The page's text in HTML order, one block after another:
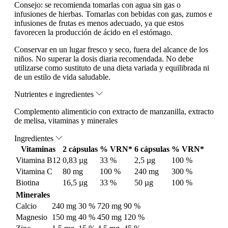
Consejo: se recomienda tomarlas con agua sin gas o
infusiones de hierbas. Tomarlas con bebidas con gas, zumos e
infusiones de frutas es menos adecuado, ya que estos
favorecen la producción de ácido en el estómago.
Conservar en un lugar fresco y seco, fuera del alcance de los
niños. No superar la dosis diaria recomendada. No debe
utilizarse como sustituto de una dieta variada y equilibrada ni
de un estilo de vida saludable.
Nutrientes e ingredientes
Complemento alimenticio con extracto de manzanilla, extracto
de melisa, vitaminas y minerales
Ingredientes
Vitaminas
2 cápsulas % VRN* 6 cápsulas % VRN*
Vitamina B12 0,83 µg 33 % 2,5 µg
100 %
Vitamina C
80 mg 100 % 240 mg
300 %
Biotina
16,5 µg 33 % 50 µg
100 %
Minerales
Calcio
240 mg 30 % 720 mg 90 %
Magnesio 150 mg 40 % 450 mg 120 %